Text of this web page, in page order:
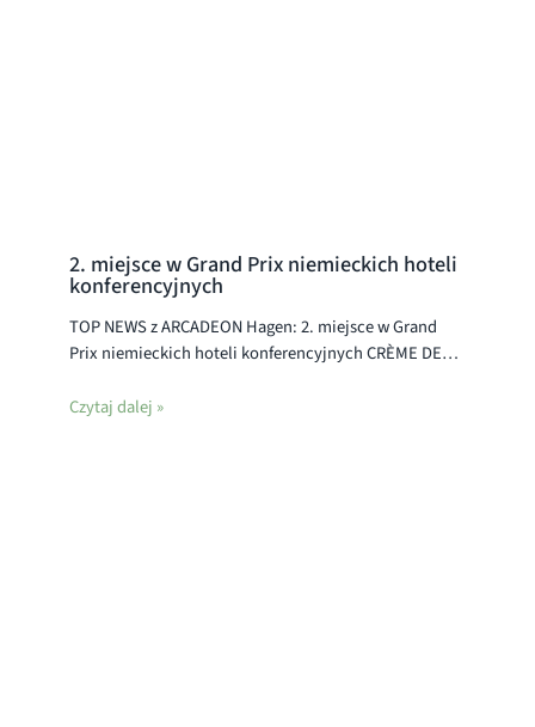
2. miejsce w Grand Prix niemieckich hoteli
konferencyjnych
TOP NEWS z ARCADEON Hagen: 2. miejsce w Grand
Prix niemieckich hoteli konferencyjnych CRÈME DE…
Czytaj dalej »